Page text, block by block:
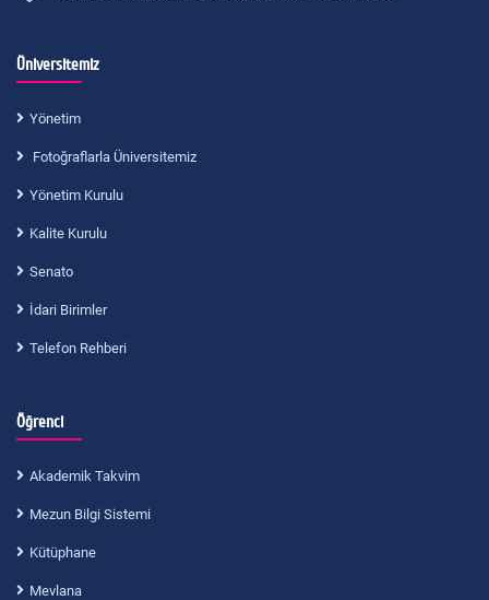
Üniversitemiz
Yönetim
Fotoğraflarla Üniversitemiz
Yönetim Kurulu
Kalite Kurulu
Senato
İdari Birimler
Telefon Rehberi
Öğrenci
Akademik Takvim
Mezun Bilgi Sistemi
Kütüphane
Mevlana